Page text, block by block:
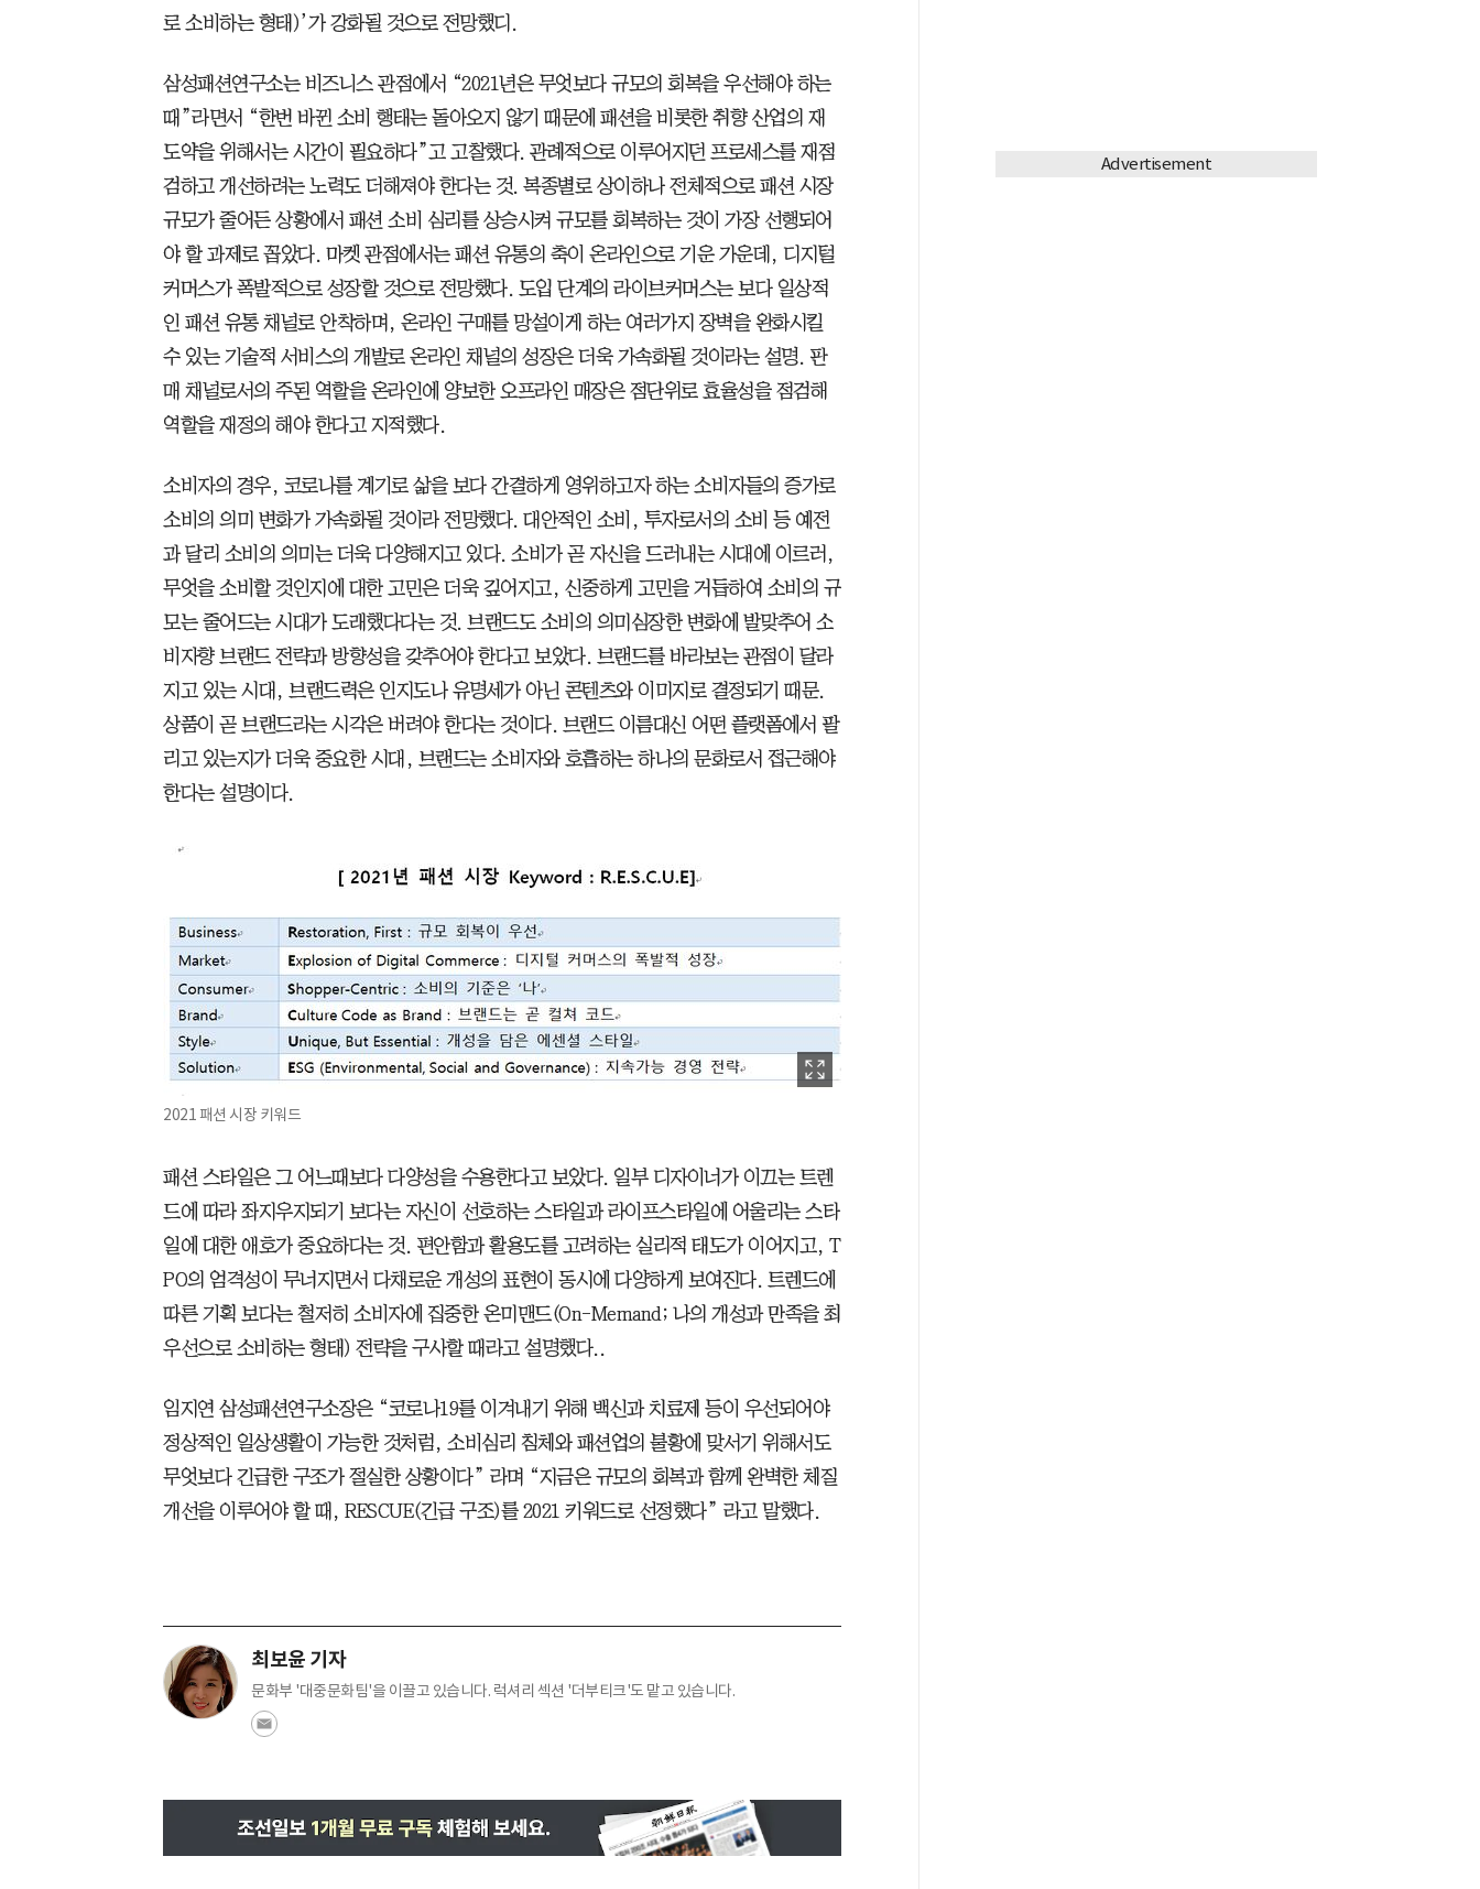
로 소비하는 형태)’가 강화될 것으로 전망했디.
삼성패션연구소는 비즈니스 관점에서 “2021년은 무엇보다 규모의 회복을 우선해야 하는
때”라면서 “한번 바뀐 소비 행태는 돌아오지 않기 때문에 패션을 비롯한 취향 산업의 재
도약을 위해서는 시간이 필요하다”고 고찰했다. 관례적으로 이루어지던 프로세스를 재점
검하고 개선하려는 노력도 더해져야 한다는 것. 복종별로 상이하나 전체적으로 패션 시장
규모가 줄어든 상황에서 패션 소비 심리를 상승시켜 규모를 회복하는 것이 가장 선행되어
야 할 과제로 꼽았다. 마켓 관점에서는 패션 유통의 축이 온라인으로 기운 가운데, 디지털
커머스가 폭발적으로 성장할 것으로 전망했다. 도입 단계의 라이브커머스는 보다 일상적
인 패션 유통 채널로 안착하며, 온라인 구매를 망설이게 하는 여러가지 장벽을 완화시킬
수 있는 기술적 서비스의 개발로 온라인 채널의 성장은 더욱 가속화될 것이라는 설명. 판
매 채널로서의 주된 역할을 온라인에 양보한 오프라인 매장은 점단위로 효율성을 점검해
역할을 재정의 해야 한다고 지적했다.
소비자의 경우, 코로나를 계기로 삶을 보다 간결하게 영위하고자 하는 소비자들의 증가로
소비의 의미 변화가 가속화될 것이라 전망했다. 대안적인 소비, 투자로서의 소비 등 예전
과 달리 소비의 의미는 더욱 다양해지고 있다. 소비가 곧 자신을 드러내는 시대에 이르러,
무엇을 소비할 것인지에 대한 고민은 더욱 깊어지고, 신중하게 고민을 거듭하여 소비의 규
모는 줄어드는 시대가 도래했다다는 것. 브랜드도 소비의 의미심장한 변화에 발맞추어 소
비자향 브랜드 전략과 방향성을 갖추어야 한다고 보았다. 브랜드를 바라보는 관점이 달라
지고 있는 시대, 브랜드력은 인지도나 유명세가 아닌 콘텐츠와 이미지로 결정되기 때문.
상품이 곧 브랜드라는 시각은 버려야 한다는 것이다. 브랜드 이름대신 어떤 플랫폼에서 팔
리고 있는지가 더욱 중요한 시대, 브랜드는 소비자와 호흡하는 하나의 문화로서 접근해야
한다는 설명이다.
2021 패션 시장 키워드
패션 스타일은 그 어느때보다 다양성을 수용한다고 보았다. 일부 디자이너가 이끄는 트렌
드에 따라 좌지우지되기 보다는 자신이 선호하는 스타일과 라이프스타일에 어울리는 스타
일에 대한 애호가 중요하다는 것. 편안함과 활용도를 고려하는 실리적 태도가 이어지고, T
PO의 엄격성이 무너지면서 다채로운 개성의 표현이 동시에 다양하게 보여진다. 트렌드에
따른 기획 보다는 철저히 소비자에 집중한 온미맨드(On-Memand; 나의 개성과 만족을 최
우선으로 소비하는 형태) 전략을 구사할 때라고 설명했다..
임지연 삼성패션연구소장은 “코로나19를 이겨내기 위해 백신과 치료제 등이 우선되어야
정상적인 일상생활이 가능한 것처럼, 소비심리 침체와 패션업의 불황에 맞서기 위해서도
무엇보다 긴급한 구조가 절실한 상황이다” 라며 “지금은 규모의 회복과 함께 완벽한 체질
개선을 이루어야 할 때, RESCUE(긴급 구조)를 2021 키워드로 선정했다” 라고 말했다.
최보윤 기자
문화부 '대중문화팀'을 이끌고 있습니다. 럭셔리 섹션 '더부티크'도 맡고 있습니다.